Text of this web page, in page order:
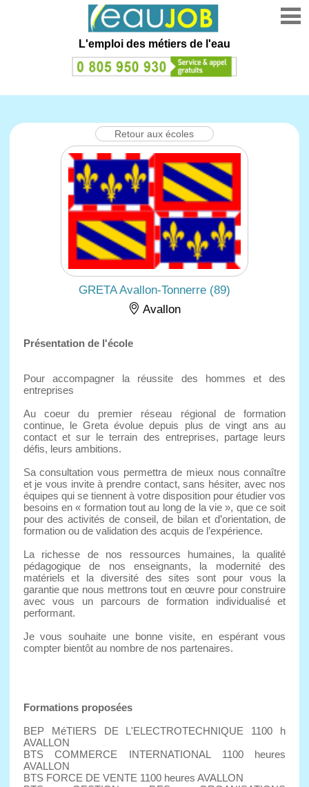
L'emploi des métiers de l'eau
Retour aux écoles
GRETA Avallon-Tonnerre (89)
Avallon
Présentation de l'école
Pour accompagner la réussite des hommes et des
entreprises
Au coeur du premier réseau régional de formation
continue, le Greta évolue depuis plus de vingt ans au
contact et sur le terrain des entreprises, partage leurs
défis, leurs ambitions.
Sa consultation vous permettra de mieux nous connaître
et je vous invite à prendre contact, sans hésiter, avec nos
équipes qui se tiennent à votre disposition pour étudier vos
besoins en « formation tout au long de la vie », que ce soit
pour des activités de conseil, de bilan et d’orientation, de
formation ou de validation des acquis de l’expérience.
La richesse de nos ressources humaines, la qualité
pédagogique de nos enseignants, la modernité des
matériels et la diversité des sites sont pour vous la
garantie que nous mettrons tout en œuvre pour construire
avec vous un parcours de formation individualisé et
performant.
Je vous souhaite une bonne visite, en espérant vous
compter bientôt au nombre de nos partenaires.
Formations proposées
BEP MéTIERS DE L'ELECTROTECHNIQUE 1100 h
AVALLON
BTS COMMERCE INTERNATIONAL 1100 heures
AVALLON
BTS FORCE DE VENTE 1100 heures AVALLON